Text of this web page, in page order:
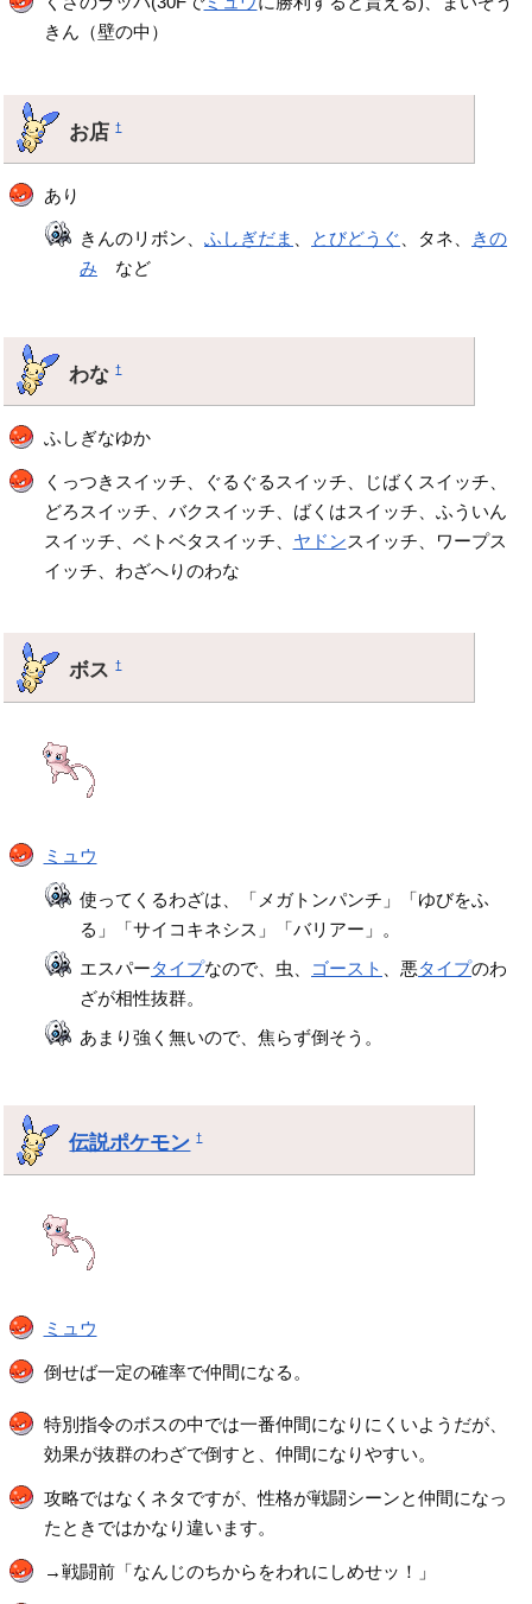
きん（壁の中）
お店†
あり
きんのリボン、ふしぎだま 、 とびどうぐ、タネ、
きの
み など
わな†
ふしぎなゆか
くっつきスイッチ、ぐるぐるスイッチ、じばくスイッチ、
どろスイッチ、バクスイッチ、ばくはスイッチ、ふういん
スイッチ、ベトベタスイッチ、 ヤドンスイッチ、ワープス
イッチ、わざへりのわな
ボス†
ミュウ
使ってくるわざは、「メガトンパンチ」「ゆびをふ
る」「サイコキネシス」「バリアー」。
エスパータイプなので、虫、 ゴースト 、悪タイプのわ
ざが相性抜群。
あまり強く無いので、焦らず倒そう。
伝説ポケモン †
ミュウ
倒せば一定の確率で仲間になる。
特別指令のボスの中では一番仲間になりにくいようだが、
効果が抜群のわざで倒すと、仲間になりやすい。
攻略ではなくネタですが、性格が戦闘シーンと仲間になっ
たときではかなり違います。
→戦闘前「なんじのちからをわれにしめせッ！」